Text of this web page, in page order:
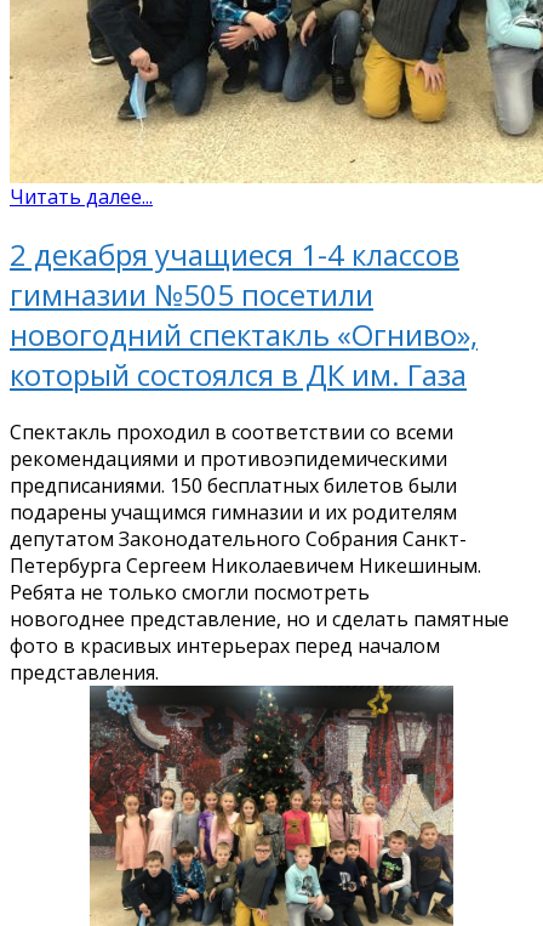
Читать далее...
2 декабря учащиеся 1-4 классов
гимназии №505 посетили
новогодний спектакль «Огниво»,
который состоялся в ДК им. Газа
Спектакль проходил в соответствии со всеми
рекомендациями и противоэпидемическими
предписаниями. 150 бесплатных билетов были
подарены учащимся гимназии и их родителям
депутатом Законодательного Собрания Санкт-
Петербурга Сергеем Николаевичем Никешиным.
Ребята не только смогли посмотреть
новогоднее представление, но и сделать памятные
фото в красивых интерьерах перед началом
представления.